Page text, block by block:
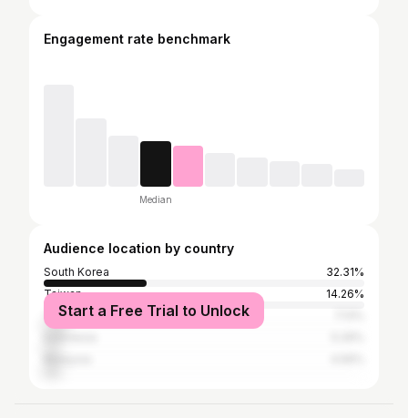
Engagement rate benchmark
Median
Audience location by country
South Korea
32.31%
Taiwan
14.26%
Thailand
Start a Free Trial to Unlock